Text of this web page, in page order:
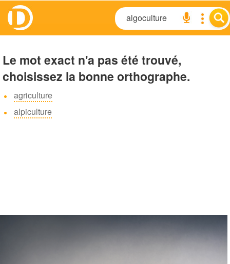
Le mot exact n'a pas été trouvé,
choisissez la bonne orthographe.
agriculture
alpiculture